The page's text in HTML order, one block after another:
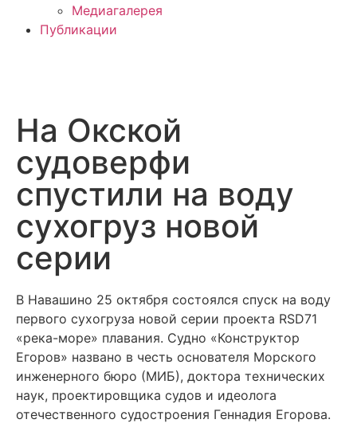
Медиагалерея
Публикации
На Окской
судоверфи
спустили на воду
сухогруз новой
серии
В Навашино 25 октября состоялся спуск на воду
первого сухогруза новой серии проекта RSD71
«река-море» плавания. Судно «Конструктор
Егоров» названо в честь основателя Морского
инженерного бюро (МИБ), доктора технических
наук, проектировщика судов и идеолога
отечественного судостроения Геннадия Егорова.